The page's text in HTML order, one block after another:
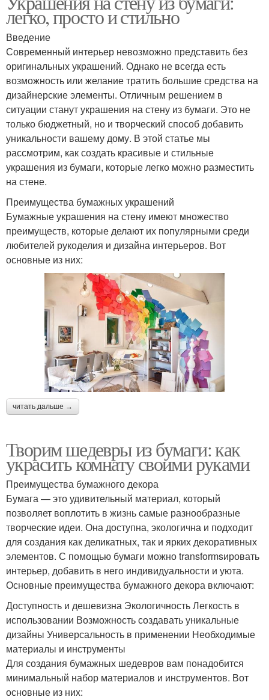
легко, просто и стильно
Введение
Современный интерьер невозможно представить без
оригинальных украшений. Однако не всегда есть
возможность или желание тратить большие средства на
дизайнерские элементы. Отличным решением в
ситуации станут украшения на стену из бумаги. Это не
только бюджетный, но и творческий способ добавить
уникальности вашему дому. В этой статье мы
рассмотрим, как создать красивые и стильные
украшения из бумаги, которые легко можно разместить
на стене.
Преимущества бумажных украшений
Бумажные украшения на стену имеют множество
преимуществ, которые делают их популярными среди
любителей рукоделия и дизайна интерьеров. Вот
основные из них:
читать дальше →
Творим шедевры из бумаги: как
украсить комнату своими руками
Преимущества бумажного декора
Бумага — это удивительный материал, который
позволяет воплотить в жизнь самые разнообразные
творческие идеи. Она доступна, экологична и подходит
для создания как деликатных, так и ярких декоративных
элементов. С помощью бумаги можно transformsировать
интерьер, добавить в него индивидуальности и уюта.
Основные преимущества бумажного декора включают:
Доступность и дешевизна Экологичность Легкость в
использовании Возможность создавать уникальные
дизайны Универсальность в применении Необходимые
материалы и инструменты
Для создания бумажных шедевров вам понадобится
минимальный набор материалов и инструментов. Вот
основные из них: